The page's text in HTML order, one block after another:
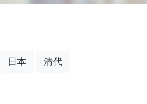
日本 清代